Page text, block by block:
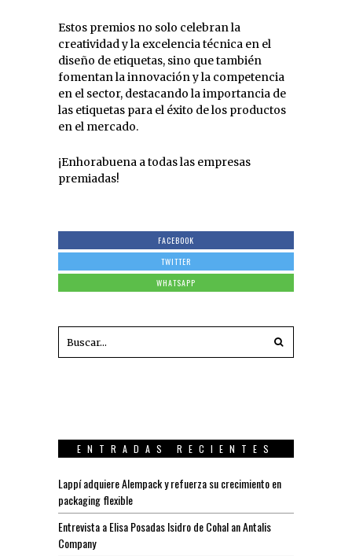
Estos premios no solo celebran la
creatividad y la excelencia técnica en el
diseño de etiquetas, sino que también
fomentan la innovación y la competencia
en el sector, destacando la importancia de
las etiquetas para el éxito de los productos
en el mercado.
¡Enhorabuena a todas las empresas
premiadas!
FACEBOOK
TWITTER
WHATSAPP
ENTRADAS RECIENTES
Lappí adquiere Alempack y refuerza su crecimiento en
packaging flexible
Entrevista a Elisa Posadas Isidro de Cohal an Antalis
Company